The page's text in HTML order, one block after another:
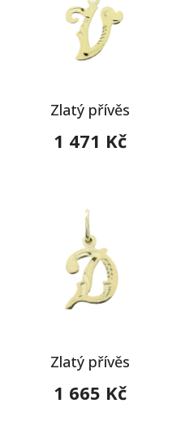
Zlatý přívěs
1 471 Kč
Zlatý přívěs
1 665 Kč